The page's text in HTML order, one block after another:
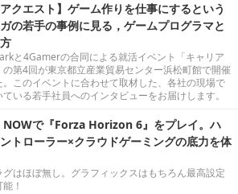
アクエスト】ゲーム作りを仕事にするという
の若手の事例に見る，ゲームプログラマと
と4Gamerの合同による就活イベント「キャリア
の第4回が東京都立産業貿易センター浜松町館で開催
。このイベントに合わせて取材した、各社の現場で
いる若手社員へのインタビューをお届けします。
NOWで『Forza Horizon 6』をプレイ。ハ
トローラー×クラウドゲーミングの底力を体
はほぼ無し。グラフィックスはもちろん最高設定
！